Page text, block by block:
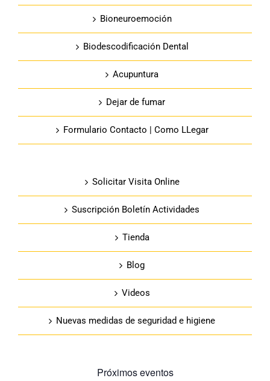
Bioneuroemoción
Biodescodificación Dental
Acupuntura
Dejar de fumar
Formulario Contacto | Como LLegar
Solicitar Visita Online
Suscripción Boletín Actividades
Tienda
Blog
Videos
Nuevas medidas de seguridad e higiene
Próximos eventos